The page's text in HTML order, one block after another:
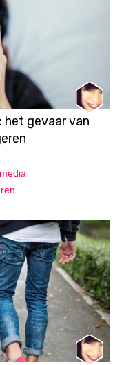
gevaar van